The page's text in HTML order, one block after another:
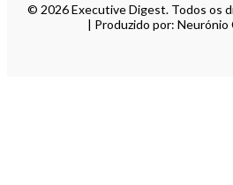
© 2026 Executive Digest. Todos os
| Produzido por: Neurónio